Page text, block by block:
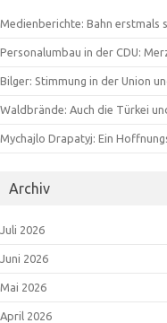
Medienberichte: Bahn erstmals
Personalumbau in der CDU:
Bilger: Stimmung in der Union
Waldbrände: Auch die Türkei
Mychajlo Drapatyj: Ein
Archiv
Juli 2026
Juni 2026
Mai 2026
April 2026